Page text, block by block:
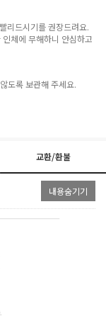
리드시기를 권장드려요.
체에 무해하니 안심하고
도록 보관해 주세요.
교환/환불
내용숨기기